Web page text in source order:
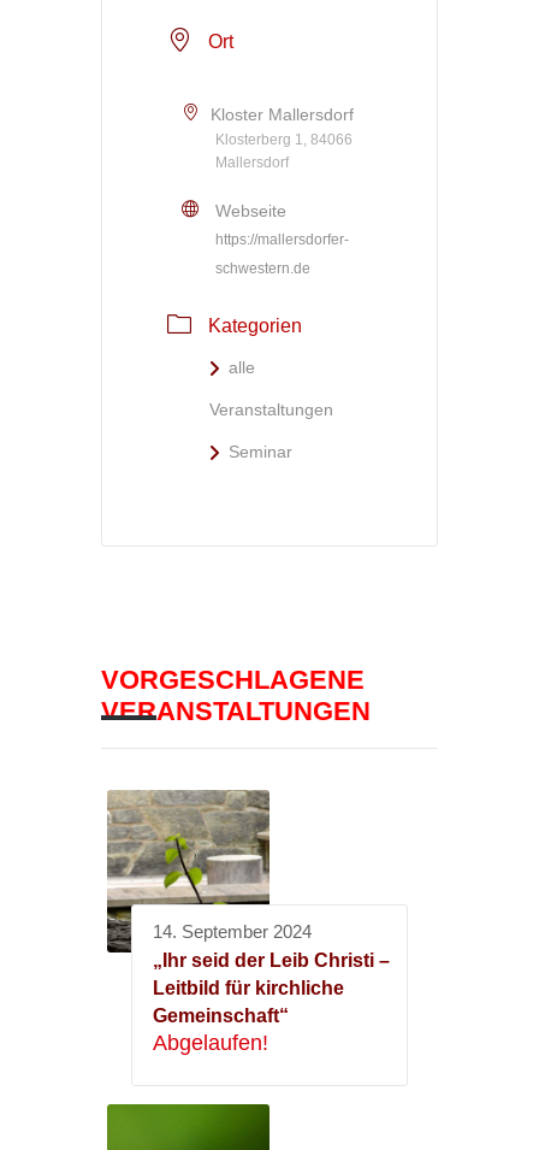
Ort
Kloster Mallersdorf
Klosterberg 1, 84066
Mallersdorf
Webseite
https://mallersdorfer-
schwestern.de
Kategorien
alle
Veranstaltungen
Seminar
VORGESCHLAGENE
VERANSTALTUNGEN
14. September 2024
„Ihr seid der Leib Christi –
Leitbild für kirchliche
Gemeinschaft“
Abgelaufen!